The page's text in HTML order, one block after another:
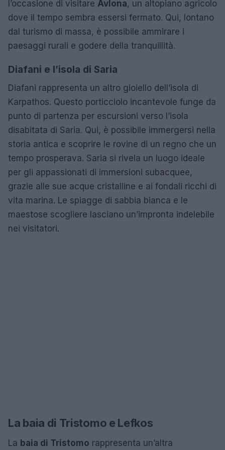
l’occasione di visitare Avlona, un altopiano agricolo
dove il tempo sembra essersi fermato. Qui, lontano
dal turismo di massa, è possibile ammirare i
paesaggi rurali e godere della tranquillità.
Diafani e l’isola di Saria
Diafani rappresenta un altro gioiello dell’isola di
Karpathos. Questo porticciolo incantevole funge da
punto di partenza per escursioni verso l’isola
disabitata di Saria. Qui, è possibile immergersi nella
storia antica e scoprire le rovine di un regno che un
tempo prosperava. Saria si rivela un luogo ideale
per gli appassionati di immersioni subacquee,
grazie alle sue acque cristalline e ai fondali ricchi di
vita marina. Le spiagge di sabbia bianca e le
maestose scogliere lasciano un’impronta indelebile
nei visitatori.
La baia di Tristomo e Lefkos
La baia di Tristomo rappresenta un’altra